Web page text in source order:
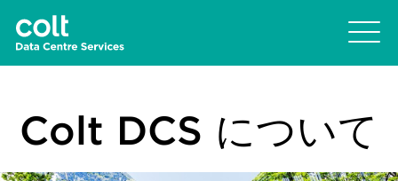
Colt DCS について